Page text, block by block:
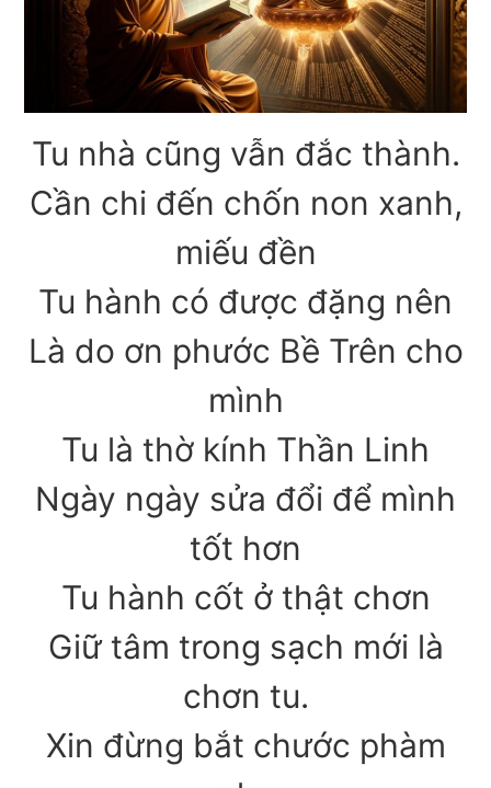
Tu nhà cũng vẫn đắc thành.
Cần chi đến chốn non xanh,
miếu đền
Tu hành có được đặng nên
Là do ơn phước Bề Trên cho
mình
Tu là thờ kính Thần Linh
Ngày ngày sửa đổi để mình
tốt hơn
Tu hành cốt ở thật chơn
Giữ tâm trong sạch mới là
chơn tu.
Xin đừng bắt chước phàm